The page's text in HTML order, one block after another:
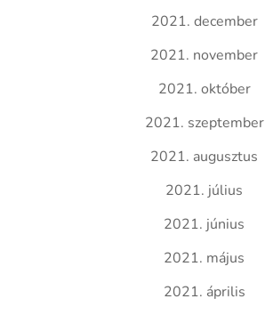
2021. december
2021. november
2021. október
2021. szeptember
2021. augusztus
2021. július
2021. június
2021. május
2021. április